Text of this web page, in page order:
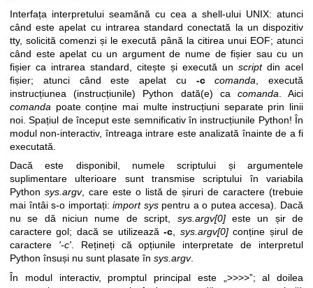
Interfața interpretului seamănă cu cea a shell-ului UNIX: atunci
când este apelat cu intrarea standard conectată la un dispozitiv
tty, solicită comenzi și le execută până la citirea unui EOF; atunci
când este apelat cu un argument de nume de fișier sau cu un
fișier ca intrarea standard, citește și execută un scriptdin acel
fișier; atunci când este apelat cu -c comanda , execută
instrucțiunea (instrucțiunile) Python dată(e) ca comanda . Aici
comanda poate conține mai multe instrucțiuni separate prin linii
noi. Spațiul de început este semnificativ în instrucțiunile Python! În
modul non-interactiv, întreaga intrare este analizată înainte de a fi
executată.
Dacă este disponibil, numele scriptului și argumentele
suplimentare ulterioare sunt transmise scriptului în variabila
Python sys.argv, care este o listă de șiruri de caractere (trebuie
mai întâi s-o importați:import syspentru a o putea accesa). Dacă
nu se dă niciun nume de script, sys.argv[0]este un șir de
caractere gol; dacă se utilizează-c sys.argv[0]conține șirul de
caractere '-c'. Rețineți că opțiunile interpretate de interpretul
Python însuși nu sunt plasate în sys.argv.
În modul interactiv, promptul principal este „>>>>”; al doilea